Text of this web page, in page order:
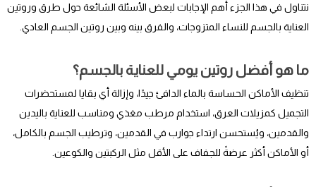
نتناول في هذا الجزء أهم الإجابات لبعض الأسئلة الشائعة حول طرق وروتين
العناية بالجسم للنساء المتزوجات، والفرق بينه وبين روتين الجسم العادي.
ما هو أفضل روتين يومي للعناية بالجسم؟
تنظيف الأماكن الحساسة بالماء الدافئ جيدًا، وإزالة أي بقايا لمستحضرات
التجميل كمزيلات العرق، استخدام مرطب مغذي ومناسب للعناية باليدين
والقدمين، ويُستحسن ارتداء جوارب في القدمين، وترطيب الجسم بالكامل،
أو الأماكن أكثر عرضةً للجفاف على الأقل مثل الركبتين والكوعين.